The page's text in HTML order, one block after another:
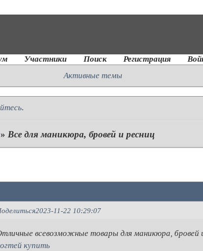
Участники Поиск Регистрация
Активные темы
.
» Все для маникюра, бровей и ресниц
2023-11-22 10:29:07
всевозможные товары для маникюра,
купить